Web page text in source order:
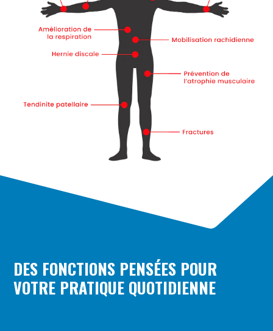
DES FONCTIONS PENSÉES POUR
VOTRE PRATIQUE QUOTIDIENNE